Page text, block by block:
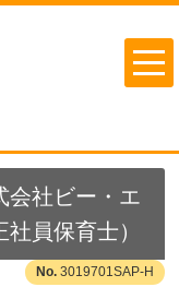
会社ビー・エ
員保育士）
3019701SAP-H